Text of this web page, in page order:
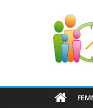
24h
toute